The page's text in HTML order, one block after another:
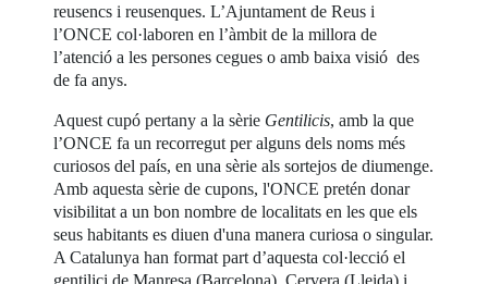
reusencs i reusenques. L’Ajuntament de Reus i
l’ONCE col·laboren en l’àmbit de la millora de
l’atenció a les persones cegues o amb baixa visió des
de fa anys.
Aquest cupó pertany a la sèrie Gentilicis, amb la que
l’ONCE fa un recorregut per alguns dels noms més
curiosos del país, en una sèrie als sortejos de diumenge.
Amb aquesta sèrie de cupons, l'ONCE pretén donar
visibilitat a un bon nombre de localitats en les que els
seus habitants es diuen d'una manera curiosa o singular.
A Catalunya han format part d’aquesta col·lecció el